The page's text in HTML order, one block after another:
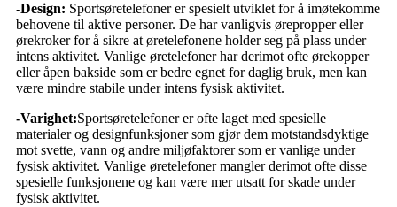
-Design: Sportsøretelefoner er spesielt utviklet for å imøtekomme
behovene til aktive personer. De har vanligvis ørepropper eller
ørekroker for å sikre at øretelefonene holder seg på plass under
intens aktivitet. Vanlige øretelefoner har derimot ofte ørekopper
eller åpen bakside som er bedre egnet for daglig bruk, men kan
være mindre stabile under intens fysisk aktivitet.
-Varighet:Sportsøretelefoner er ofte laget med spesielle
materialer og designfunksjoner som gjør dem motstandsdyktige
mot svette, vann og andre miljøfaktorer som er vanlige under
fysisk aktivitet. Vanlige øretelefoner mangler derimot ofte disse
spesielle funksjonene og kan være mer utsatt for skade under
fysisk aktivitet.